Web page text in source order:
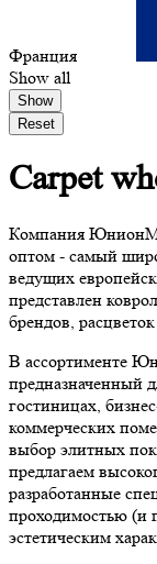
Франция
Show all
Show
Reset
Сarpet
Компания
оптом - самый
ведущих
представлен
брендов,
В ассортименте
предназначенный
гостиницах,
коммерческих
выбор элитных
предлагаем
разработанные
проходимостью (и
эстетическим